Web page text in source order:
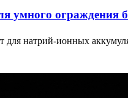
умного ограждения
натрий-ионных